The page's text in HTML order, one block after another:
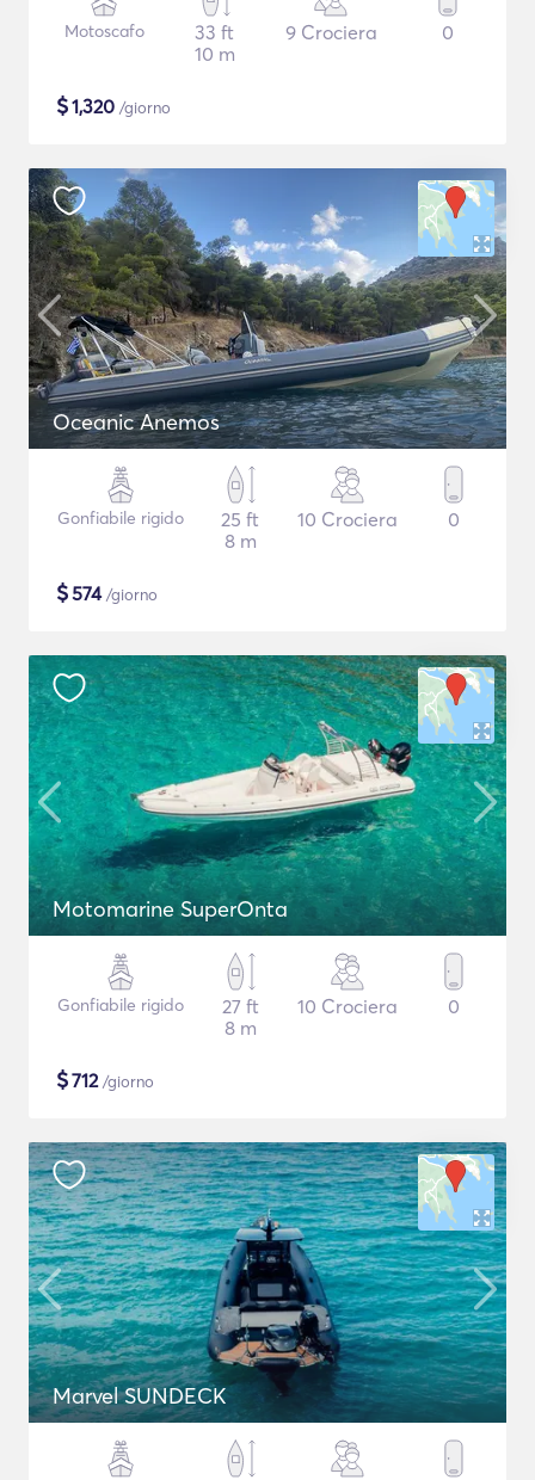
Motoscafo
33 ft
10 m
9 Crociera 0
$1,320 /giorno
Oceanic Anemos
Gonfiabile rigido
25 ft
8 m
10 Crociera 0
$574/giorno
Motomarine SuperOnta
Gonfiabile rigido
27 ft
8 m
10 Crociera 0
$712/giorno
Marvel SUNDECK